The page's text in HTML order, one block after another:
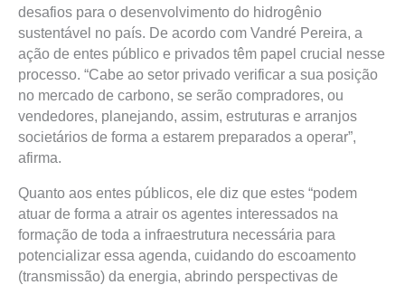
desafios para o desenvolvimento do hidrogênio
sustentável no país. De acordo com Vandré Pereira, a
ação de entes público e privados têm papel crucial nesse
processo. “Cabe ao setor privado verificar a sua posição
no mercado de carbono, se serão compradores, ou
vendedores, planejando, assim, estruturas e arranjos
societários de forma a estarem preparados a operar”,
afirma.
Quanto aos entes públicos, ele diz que estes “podem
atuar de forma a atrair os agentes interessados na
formação de toda a infraestrutura necessária para
potencializar essa agenda, cuidando do escoamento
(transmissão) da energia, abrindo perspectivas de